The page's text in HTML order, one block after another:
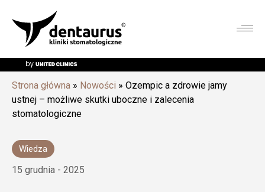
Strona główna » Nowości » Ozempic a zdrowie jamy
ustnej – możliwe skutki uboczne i zalecenia
stomatologiczne
Wiedza
15 grudnia - 2025